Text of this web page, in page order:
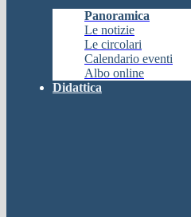
Panoramica
Le notizie
Le circolari
Calendario eventi
Albo online
Didattica